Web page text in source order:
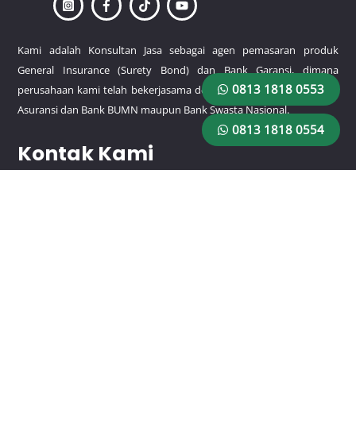
0813 1818 0553
0813 1818 0554
Kami adalah Konsultan Jasa sebagai agen pemasaran produk
General Insurance (Surety Bond) dan Bank Garansi, dimana
perusahaan kami telah bekerjasama dengan beberapa perusahaan
Asuransi dan Bank BUMN maupun Bank Swasta Nasional.
Kontak Kami